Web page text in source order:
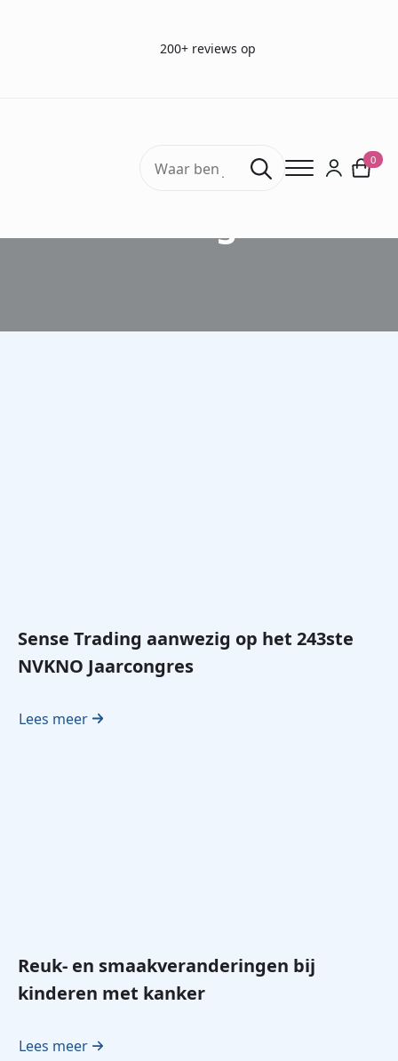
200+ reviews op
Search
for:
0
Sense Trading aanwezig op het 243ste
NVKNO Jaarcongres
Lees meer
Reuk- en smaakveranderingen bij
kinderen met kanker
Lees meer